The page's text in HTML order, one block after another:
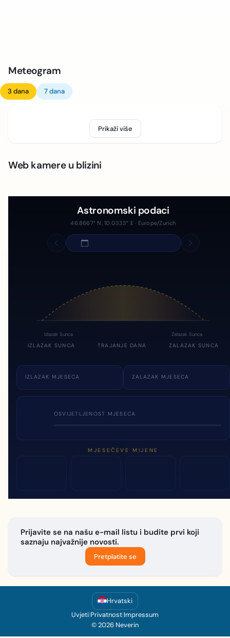
Meteogram
3 dana 7 dana
Prikaži više
Web kamere u blizini
Astronomski podaci
46.8667° N, 10.0333° E · Europe/Zurich
Izlazak Sunca Zalazak Sunca
IZLAZAK SUNCA TRAJANJE DANA ZALAZAK SUNCA
IZLAZAK MJESECA ZALAZAK MJESECA
OSVIJETLJENOST MJESECA
MJESEČEVE MIJENE
Prijavite se na našu e-mail listu i budite prvi koji
saznaju najvažnije novosti.
Pretplatite se
Hrvatski
Uvjeti|Privatnost|Impressum
© 2026 Neverin